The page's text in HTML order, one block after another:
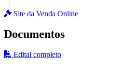
Site da Venda Online
Documentos
Edital completo